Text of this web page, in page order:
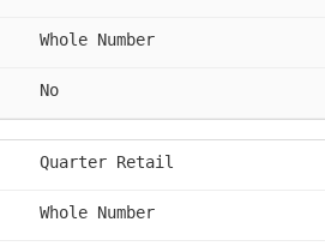
Whole Number
No
Quarter Retail
Whole Number